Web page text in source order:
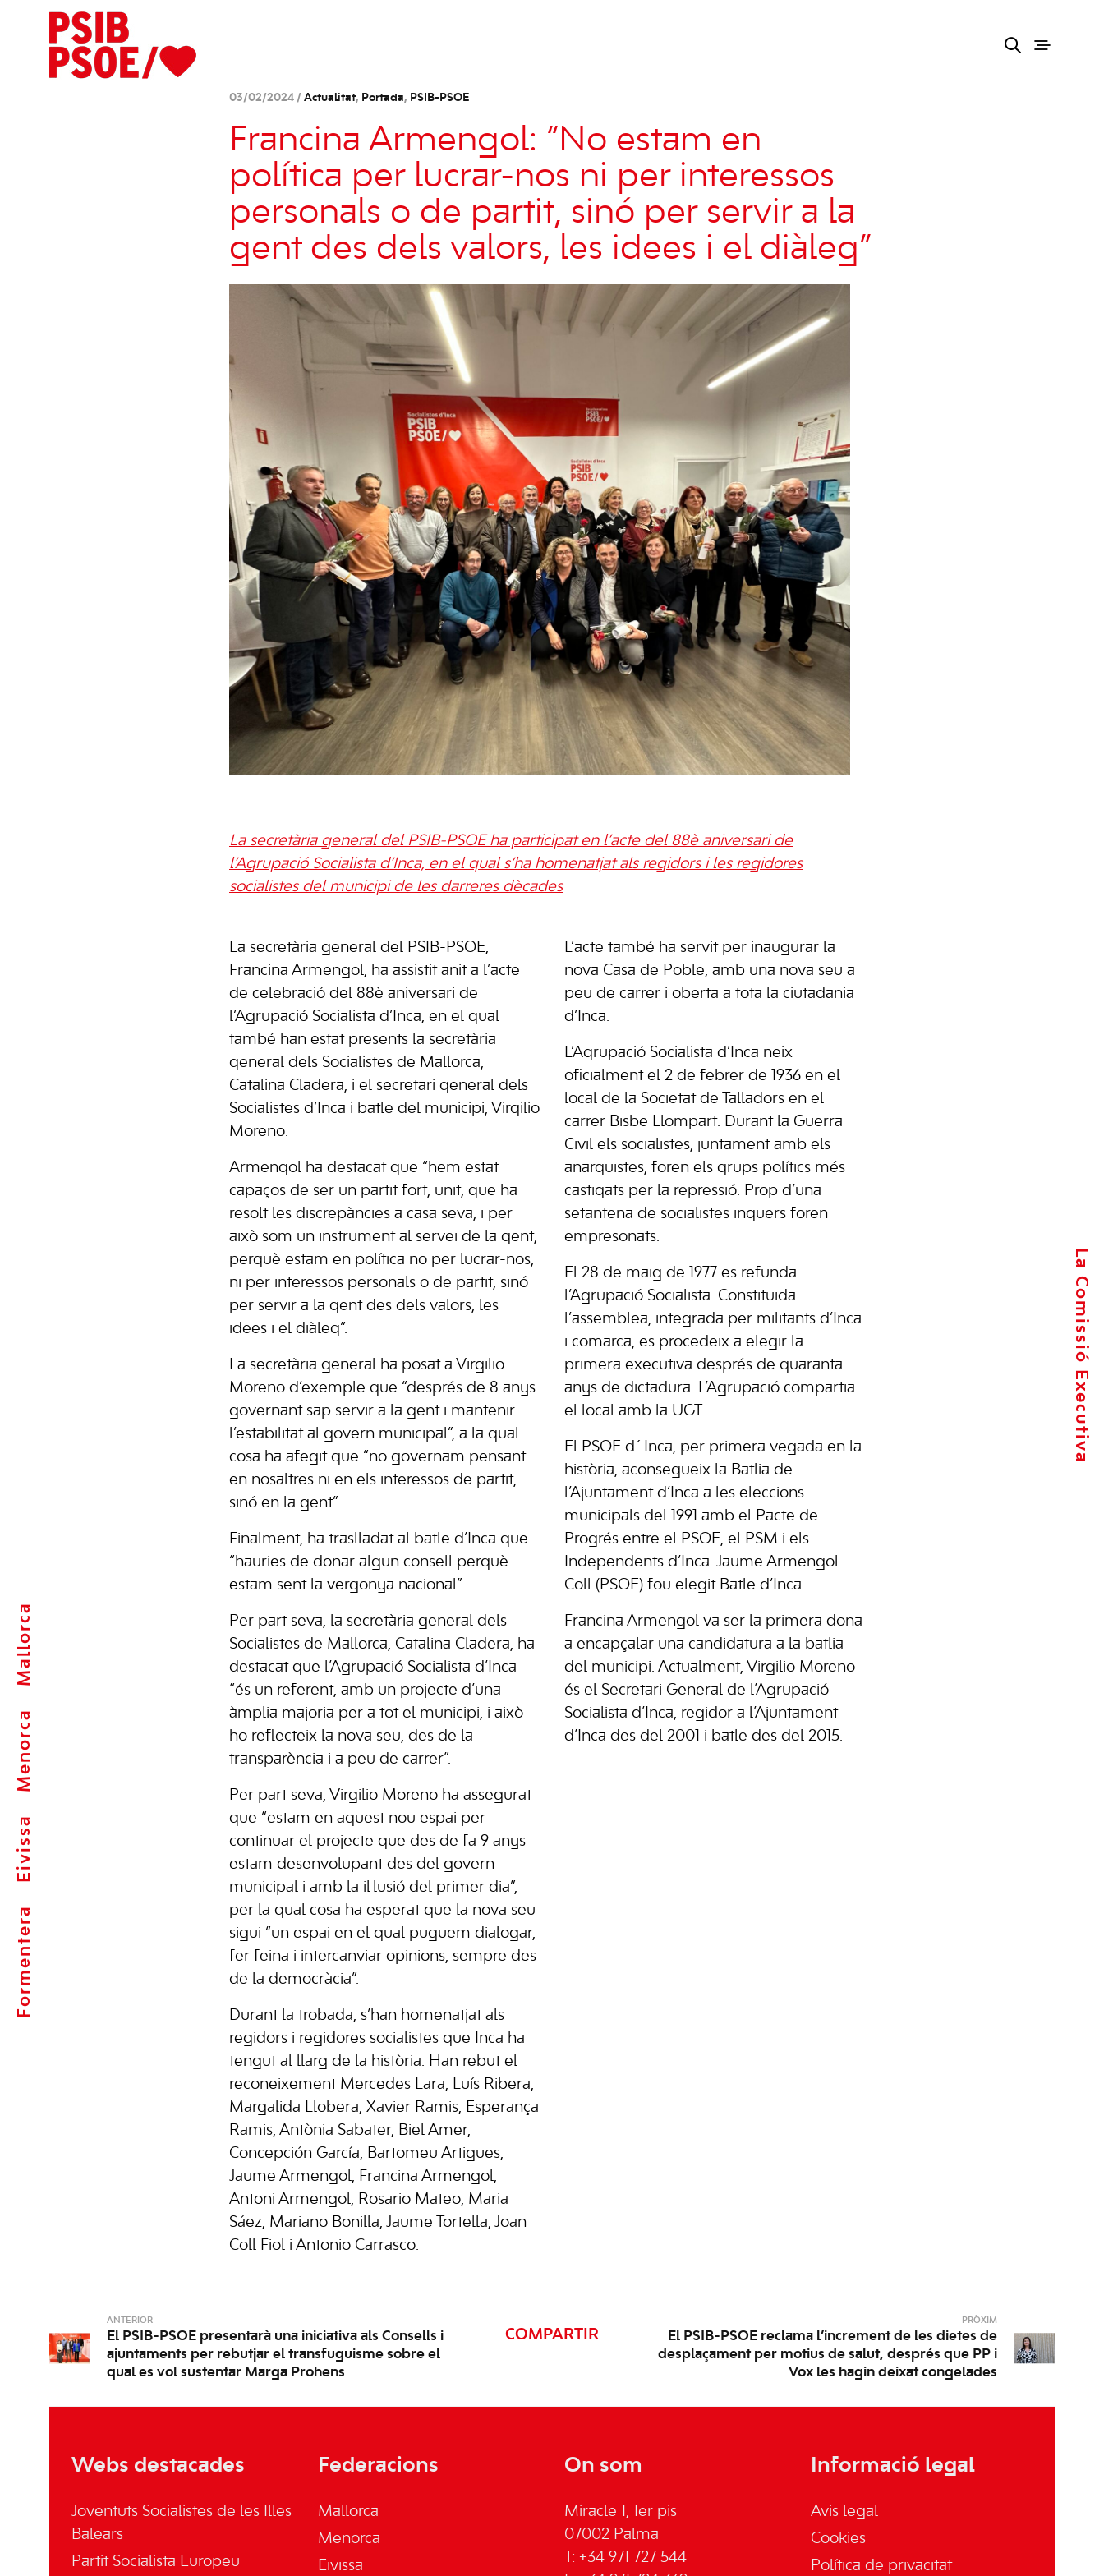
Formentera
Eivissa
Menorca
Mallorca
La Comissió Executiva
03/02/2024 / Actualitat, Portada, PSIB-PSOE
Francina Armengol: “No estam en
política per lucrar-nos ni per interessos
personals o de partit, sinó per servir a la
gent des dels valors, les idees i el diàleg”
La secretària general del PSIB-PSOE ha participat en l’acte del 88è aniversari de
l’Agrupació Socialista d’Inca, en el qual s’ha homenatjat als regidors i les regidores
socialistes del municipi de les darreres dècades
La secretària general del PSIB-PSOE,
Francina Armengol, ha assistit anit a l’acte
de celebració del 88è aniversari de
l’Agrupació Socialista d’Inca, en el qual
també han estat presents la secretària
general dels Socialistes de Mallorca,
Catalina Cladera, i el secretari general dels
Socialistes d’Inca i batle del municipi, Virgilio
Moreno.
Armengol ha destacat que “hem estat
capaços de ser un partit fort, unit, que ha
resolt les discrepàncies a casa seva, i per
això som un instrument al servei de la gent,
perquè estam en política no per lucrar-nos,
ni per interessos personals o de partit, sinó
per servir a la gent des dels valors, les
idees i el diàleg”.
La secretària general ha posat a Virgilio
Moreno d’exemple que “després de 8 anys
governant sap servir a la gent i mantenir
l’estabilitat al govern municipal”, a la qual
cosa ha afegit que “no governam pensant
en nosaltres ni en els interessos de partit,
sinó en la gent”.
Finalment, ha traslladat al batle d’Inca que
“hauries de donar algun consell perquè
estam sent la vergonya nacional”.
Per part seva, la secretària general dels
Socialistes de Mallorca, Catalina Cladera, ha
destacat que l’Agrupació Socialista d’Inca
“és un referent, amb un projecte d’una
àmplia majoria per a tot el municipi, i això
ho reflecteix la nova seu, des de la
transparència i a peu de carrer”.
Per part seva, Virgilio Moreno ha assegurat
que “estam en aquest nou espai per
continuar el projecte que des de fa 9 anys
estam desenvolupant des del govern
municipal i amb la il·lusió del primer dia”,
per la qual cosa ha esperat que la nova seu
sigui “un espai en el qual puguem dialogar,
fer feina i intercanviar opinions, sempre des
de la democràcia”.
Durant la trobada, s’han homenatjat als
regidors i regidores socialistes que Inca ha
tengut al llarg de la història. Han rebut el
reconeixement Mercedes Lara, Luís Ribera,
Margalida Llobera, Xavier Ramis, Esperança
Ramis, Antònia Sabater, Biel Amer,
Concepción García, Bartomeu Artigues,
Jaume Armengol, Francina Armengol,
Antoni Armengol, Rosario Mateo, Maria
Sáez, Mariano Bonilla, Jaume Tortella, Joan
Coll Fiol i Antonio Carrasco.
L’acte també ha servit per inaugurar la
nova Casa de Poble, amb una nova seu a
peu de carrer i oberta a tota la ciutadania
d’Inca.
L’Agrupació Socialista d’Inca neix
oficialment el 2 de febrer de 1936 en el
local de la Societat de Talladors en el
carrer Bisbe Llompart. Durant la Guerra
Civil els socialistes, juntament amb els
anarquistes, foren els grups polítics més
castigats per la repressió. Prop d’una
setantena de socialistes inquers foren
empresonats.
El 28 de maig de 1977 es refunda
l’Agrupació Socialista. Constituïda
l’assemblea, integrada per militants d’Inca
i comarca, es procedeix a elegir la
primera executiva després de quaranta
anys de dictadura. L’Agrupació compartia
el local amb la UGT.
El PSOE d´Inca, per primera vegada en la
història, aconsegueix la Batlia de
l’Ajuntament d’Inca a les eleccions
municipals del 1991 amb el Pacte de
Progrés entre el PSOE, el PSM i els
Independents d’Inca. Jaume Armengol
Coll (PSOE) fou elegit Batle d’Inca.
Francina Armengol va ser la primera dona
a encapçalar una candidatura a la batlia
del municipi. Actualment, Virgilio Moreno
és el Secretari General de l’Agrupació
Socialista d’Inca, regidor a l’Ajuntament
d’Inca des del 2001 i batle des del 2015.
ANTERIOR
El PSIB-PSOE presentarà una iniciativa als Consells i
ajuntaments per rebutjar el transfuguisme sobre el
qual es vol sustentar Marga Prohens
COMPARTIR
PRÒXIM
El PSIB-PSOE reclama l’increment de les dietes de
desplaçament per motius de salut, després que PP i
Vox les hagin deixat congelades
Webs destacades
Joventuts Socialistes de les Illes
Balears
Partit Socialista Europeu
Federacions
Mallorca
Menorca
Eivissa
On som
Miracle 1, 1er pis
07002 Palma
T: +34 971 727 544
Informació legal
Avis legal
Cookies
Política de privacitat